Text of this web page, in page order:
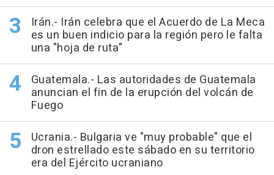
Irán.- Irán celebra que el Acuerdo de La Meca
es un buen indicio para la región pero le falta
una "hoja de ruta"
Guatemala.- Las autoridades de Guatemala
anuncian el fin de la erupción del volcán de
Fuego
Ucrania.- Bulgaria ve "muy probable" que el
dron estrellado este sábado en su territorio
era del Ejército ucraniano